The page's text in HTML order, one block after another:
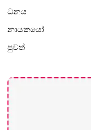
ධනය
නායකයෝ
පුවත්